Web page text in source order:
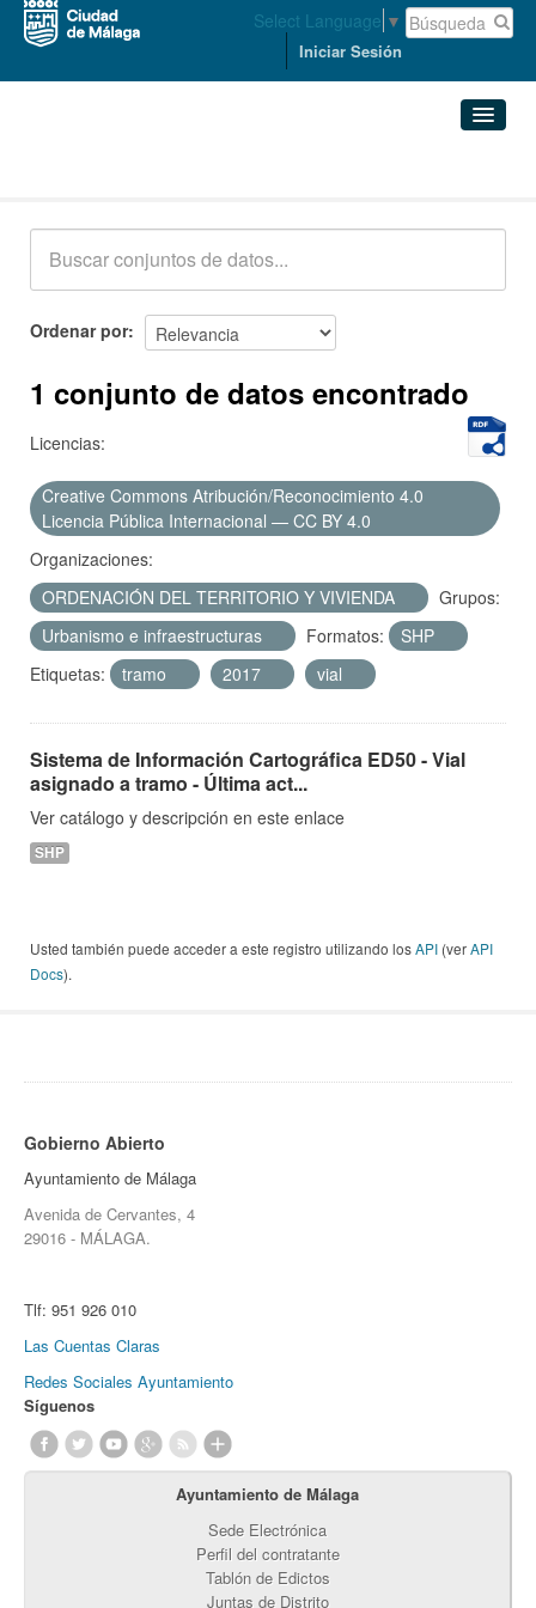
Select Language ▼
Iniciar Sesión
Acerca de
Ordenar por
1 conjunto de datos encontrado
Licencias:
Creative Commons Atribución/Reconocimiento 4.0
Licencia Pública Internacional — CC BY 4.0
Organizaciones:
ORDENACIÓN DEL TERRITORIO Y VIVIENDA
Grupos:
Urbanismo e infraestructuras
Formatos:
SHP
Etiquetas:
tramo 2017 vial
Sistema de Información Cartográfica ED50 - Vial
asignado a tramo - Última act...
Ver catálogo y descripción en este enlace
SHP
Usted también puede acceder a este registro utilizando losAPI (verAPI
Docs).
Gobierno Abierto
Ayuntamiento de Málaga
Avenida de Cervantes, 4
29016 - MÁLAGA.
Tlf: 951 926 010
Las Cuentas Claras
Redes Sociales Ayuntamiento
Síguenos
Ayuntamiento de Málaga
Sede Electrónica
Perfil del contratante
Tablón de Edictos
Juntas de Distrito